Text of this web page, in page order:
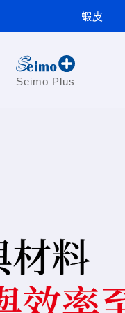
蝦皮
Seimo Plus